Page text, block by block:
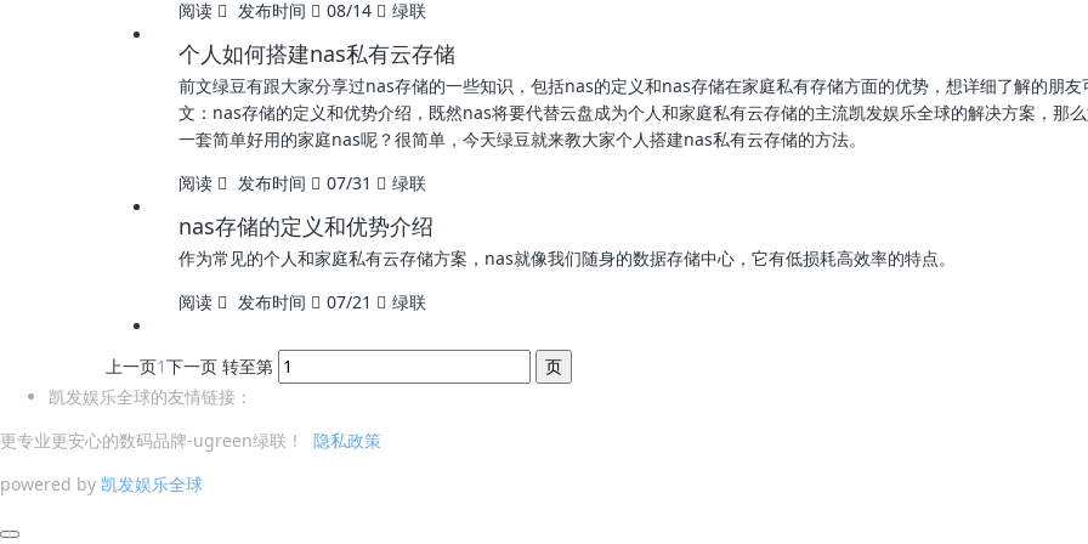
阅读
发布时间 08/14 绿联
个人如何搭建nas私有云存储
前文绿豆有跟大家分享过nas存储的一些知识，包括nas的定义和nas存储在家庭私有存储方面的优势，想详细了解的朋友
文：nas存储的定义和优势介绍，既然nas将要代替云盘成为个人和家庭私有云存储的主流凯发娱乐全球的解决方案，那
一套简单好用的家庭nas呢？很简单，今天绿豆就来教大家个人搭建nas私有云存储的方法。
阅读
发布时间 07/31 绿联
nas存储的定义和优势介绍
作为常见的个人和家庭私有云存储方案，nas就像我们随身的数据存储中心，它有低损耗高效率的特点。
阅读
发布时间 07/21 绿联
上一页1下一页 转至第
凯发娱乐全球的友情链接：
更专业更安心的数码品牌-ugreen绿联！ 隐私政策
powered by 凯发娱乐全球